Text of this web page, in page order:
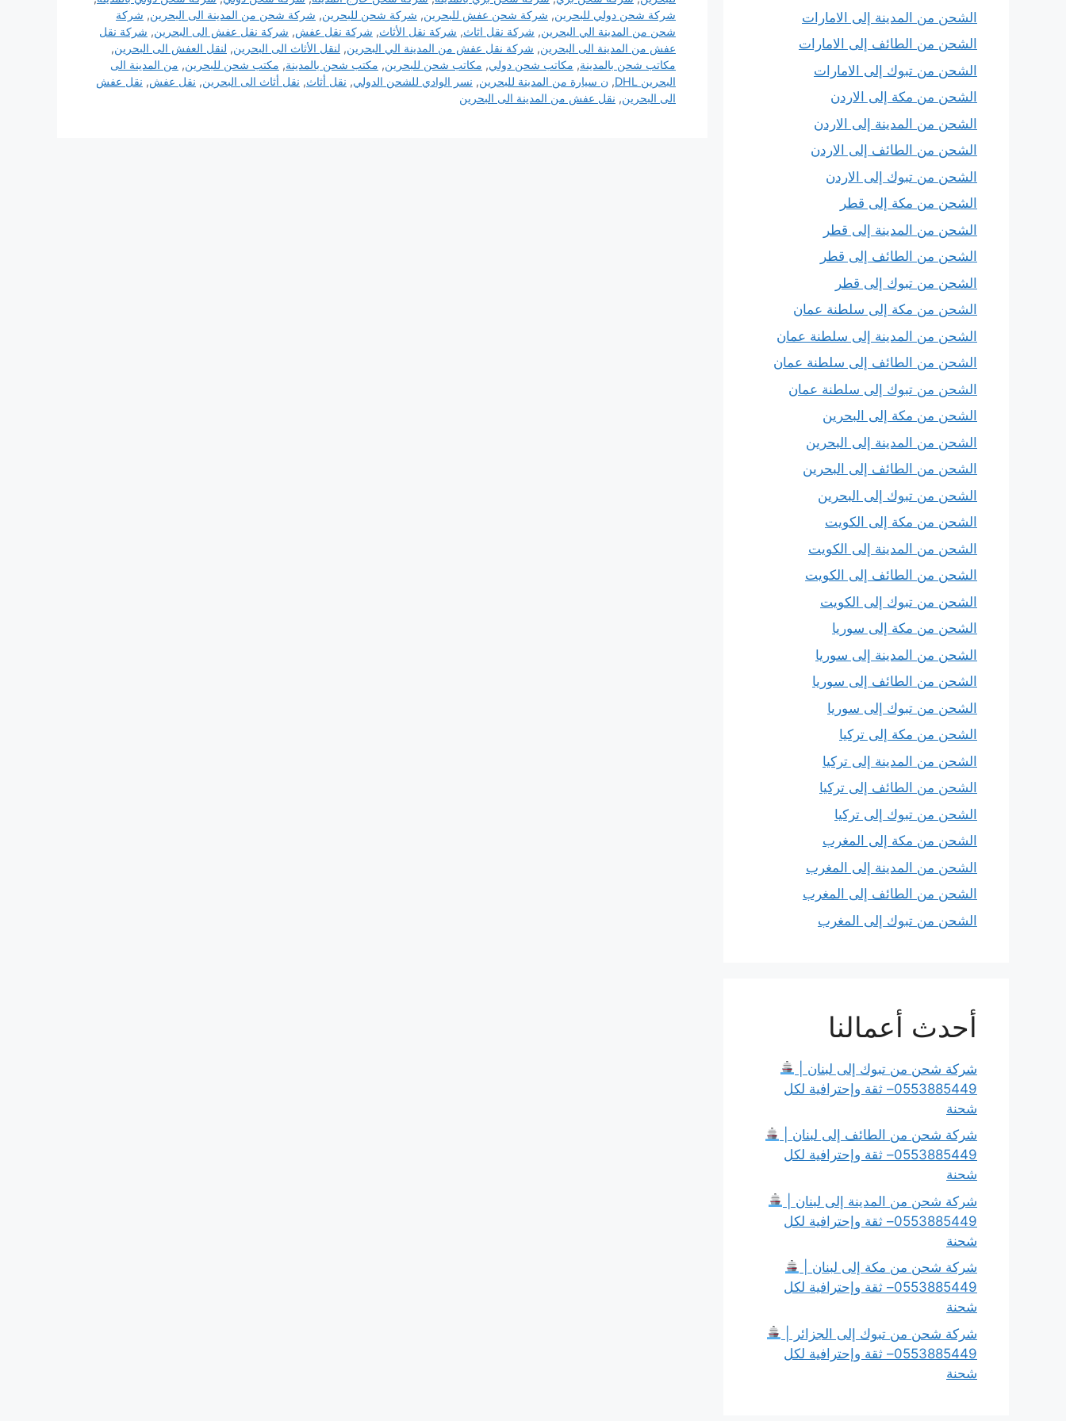
شركة شحن دولي للبحرين, شركة شحن عفش للبحرين, شركة شحن للبحرين, شركة شحن من المدينة الى البحرين, شركة
شحن من المدينة الي البحرين, شركة نقل اثاث, شركة نقل الأثاث, شركة نقل عفش, شركة نقل عفش الى البحرين, شركة نقل
عفش من المدينة الى البحرين, شركة نقل عفش من المدينة الي البحرين, لنقل الأثاث الى البحرين, لنقل العفش الى البحرين,
مكاتب شحن بالمدينة, مكاتب شحن دولي, مكاتب شحن للبحرين, مكتب شحن بالمدينة, مكتب شحن للبحرين, من المدينة الى
البحرين DHL
, ن سيارة من المدينة للبحرين, نسر الوادي للشحن الدولي, نقل أثاث, نقل أثاث الى البحرين, نقل عفش, نقل عفش
الى البحرين, نقل عفش من المدينة الى البحرين
الشحن من المدينة إلى الامارات
الشحن من الطائف إلى الامارات
الشحن من تبوك إلى الامارات
الشحن من مكة إلى الاردن
الشحن من المدينة إلى الاردن
الشحن من الطائف إلى الاردن
الشحن من تبوك إلى الاردن
الشحن من مكة إلى قطر
الشحن من المدينة إلى قطر
الشحن من الطائف إلى قطر
الشحن من تبوك إلى قطر
الشحن من مكة إلى سلطنة عمان
الشحن من المدينة إلى سلطنة عمان
الشحن من الطائف إلى سلطنة عمان
الشحن من تبوك إلى سلطنة عمان
الشحن من مكة إلى البحرين
الشحن من المدينة إلى البحرين
الشحن من الطائف إلى البحرين
الشحن من تبوك إلى البحرين
الشحن من مكة إلى الكويت
الشحن من المدينة إلى الكويت
الشحن من الطائف إلى الكويت
الشحن من تبوك إلى الكويت
الشحن من مكة إلى سوريا
الشحن من المدينة إلى سوريا
الشحن من الطائف إلى سوريا
الشحن من تبوك إلى سوريا
الشحن من مكة إلى تركيا
الشحن من المدينة إلى تركيا
الشحن من الطائف إلى تركيا
الشحن من تبوك إلى تركيا
الشحن من مكة إلى المغرب
الشحن من المدينة إلى المغرب
الشحن من الطائف إلى المغرب
الشحن من تبوك إلى المغرب
أحدث أعمالنا
شركة شحن من تبوك إلى لبنان |
0553885449– ثقة وإحترافية لكل
شحنة
شركة شحن من الطائف إلى لبنان |
0553885449– ثقة وإحترافية لكل
شحنة
شركة شحن من المدينة إلى لبنان |
0553885449– ثقة وإحترافية لكل
شحنة
شركة شحن من مكة إلى لبنان |
0553885449– ثقة وإحترافية لكل
شحنة
شركة شحن من تبوك إلى الجزائر |
0553885449– ثقة وإحترافية لكل
شحنة